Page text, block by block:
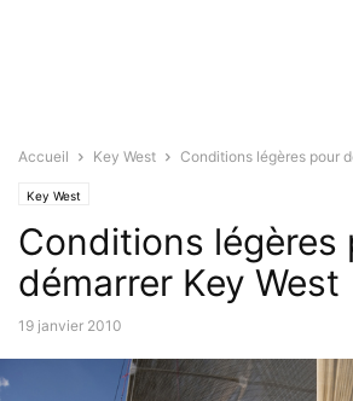
Accueil Key West Conditions légères pour
Key West
Conditions légères
démarrer Key West
19 janvier 2010